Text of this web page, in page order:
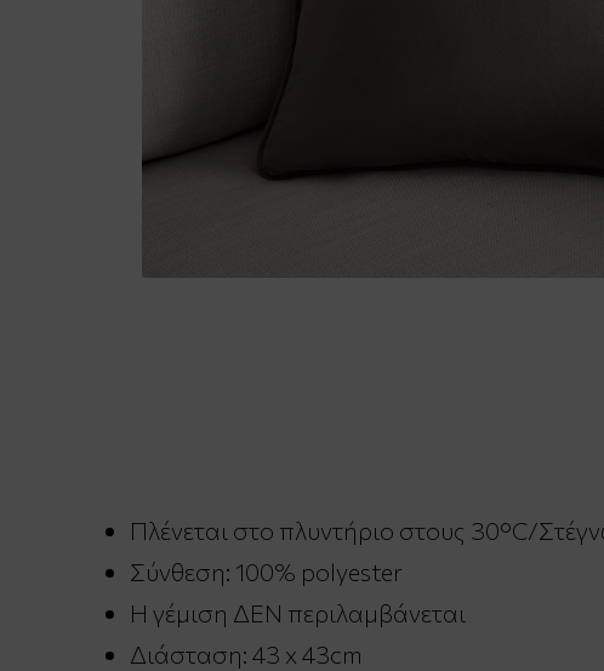
Πλένεται στο πλυντήριο στους 30°C/
Σύνθεση: 100% polyester
Η γέμιση ΔΕΝ περιλαμβάνεται
Διάσταση: 43 x 43cm